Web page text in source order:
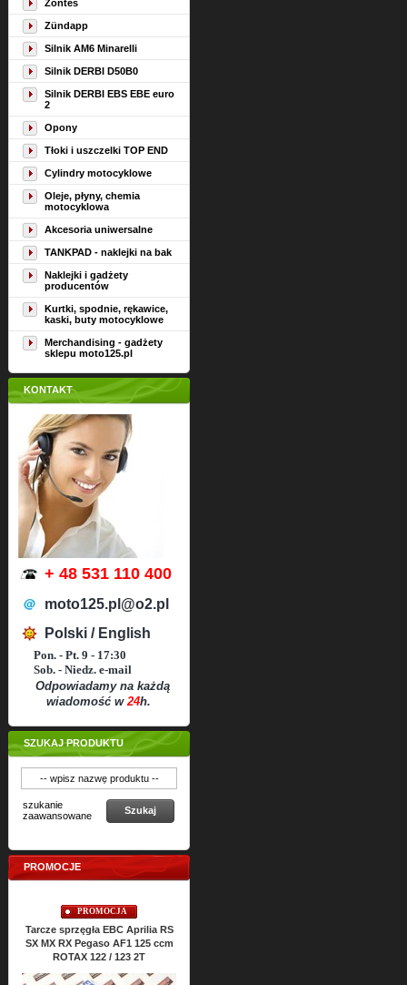
Zontes
Zündapp
Silnik AM6 Minarelli
Silnik DERBI D50B0
Silnik DERBI EBS EBE euro
2
Opony
Tłoki i uszczelki TOP END
Cylindry motocyklowe
Oleje, płyny, chemia
motocyklowa
Akcesoria uniwersalne
TANKPAD - naklejki na bak
Naklejki i gadżety
producentów
Kurtki, spodnie, rękawice,
kaski, buty motocyklowe
Merchandising - gadżety
sklepu moto125.pl
KONTAKT
+ 48 531 110 400
moto125.pl@o2.pl
Polski / English
Pon. - Pt. 9 - 17:30
Sob. - Niedz. e-mail
Odpowiadamy na każdą
wiadomość w24h.
SZUKAJ PRODUKTU
szukanie
zaawansowane
Szukaj
PROMOCJE
EBC Aprilia RS
AF1 125 ccm
Uszczelki cylindra TOP-END
ATHENA Aprilia RS SX MX RX
Classic 125 ccm ROTAX 122 2T